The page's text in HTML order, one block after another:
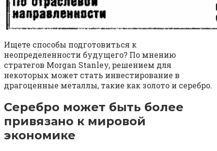
Ищете способы подготовиться к
неопределенности будущего? По мнению
стратегов Morgan Stanley, решением для
некоторых может стать инвестирование в
драгоценные металлы, такие как золото и серебро.
Серебро может быть более
привязано к мировой
экономике